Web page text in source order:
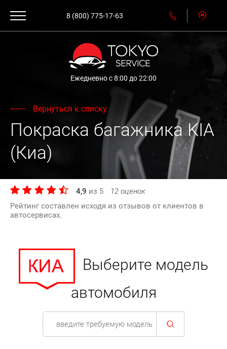
8 (800) 775-17-63
Ежедневно с 8:00 до 22:00
Вернуться к списку
Покраска багажника KIA
(Киа)
4,9 из 5 12 оценок
Рейтинг составлен исходя из отзывов от клиентов в
автосервисах.
Выберите модель
автомобиля